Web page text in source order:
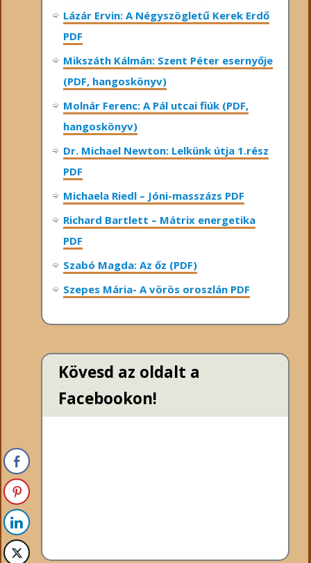
Lázár Ervin: A Négyszögletű Kerek Erdő
PDF
Mikszáth Kálmán: Szent Péter esernyője
(PDF, hangoskönyv)
Molnár Ferenc: A Pál utcai fiúk (PDF,
hangoskönyv)
Dr. Michael Newton: Lelkünk útja 1.rész
PDF
Michaela Riedl – Jóni-masszázs PDF
Richard Bartlett – Mátrix energetika
PDF
Szabó Magda: Az őz (PDF)
Szepes Mária- A vörös oroszlán PDF
Kövesd az oldalt a
Facebookon!